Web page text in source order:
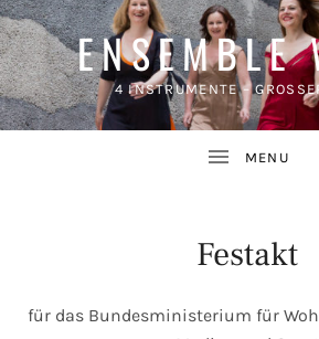
ENSEMBLE
4 INSTRUMENTE –
Festakt
für das Bundesministerium für